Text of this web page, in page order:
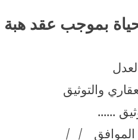
بموجب عقد هبة
والتوثيق
......
/
/